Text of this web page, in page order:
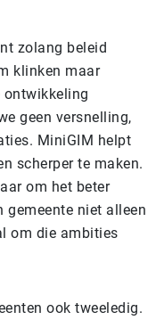
zolang beleid
klinken maar
geen versnelling,
MiniGIM helpt
scherper te maken.
om het beter
gemeente niet alleen
om die ambities
ook tweeledig.